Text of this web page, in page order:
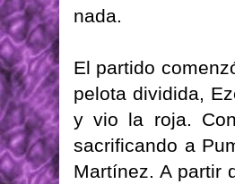
nada.
El partido
pelota dividida,
y vio la roja.
sacrificando a
Martínez. A partir